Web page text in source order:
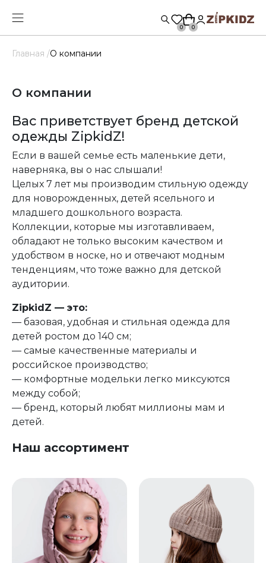
0 0
Главная /О компании
О компании
Вас приветствует бренд детской
одежды ZipkidZ!
Если в вашей семье есть маленькие дети,
наверняка, вы о нас слышали!
Целых 7 лет мы производим стильную одежду
для новорожденных, детей ясельного и
младшего дошкольного возраста.
Коллекции, которые мы изготавливаем,
обладают не только высоким качеством и
удобством в носке, но и отвечают модным
тенденциям, что тоже важно для детской
аудитории.
ZipkidZ — это:
— базовая, удобная и стильная одежда для
детей ростом до 140 см;
— самые качественные материалы и
российское производство;
— комфортные модельки легко миксуются
между собой;
— бренд, который любят миллионы мам и
детей.
Наш ассортимент